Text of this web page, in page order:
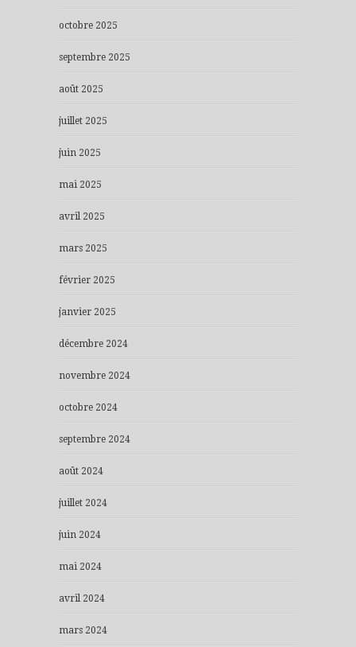
octobre 2025
septembre 2025
août 2025
juillet 2025
juin 2025
mai 2025
avril 2025
mars 2025
février 2025
janvier 2025
décembre 2024
novembre 2024
octobre 2024
septembre 2024
août 2024
juillet 2024
juin 2024
mai 2024
avril 2024
mars 2024